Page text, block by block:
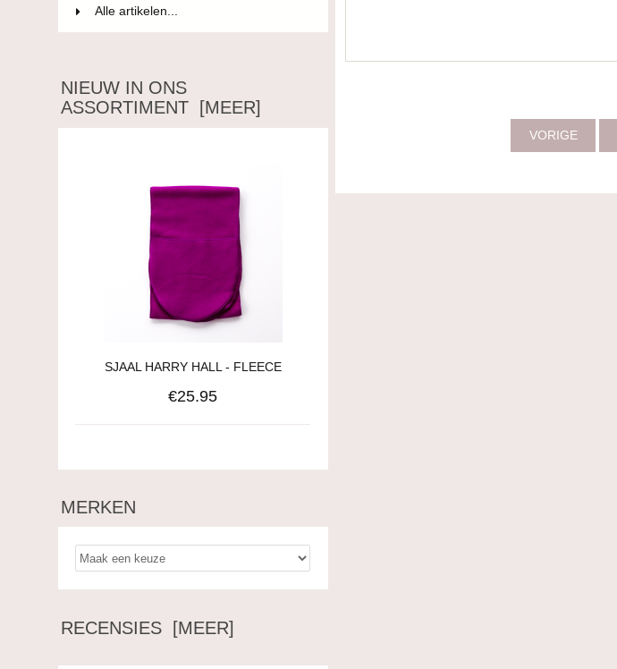
Alle artikelen...
NIEUW IN ONS
ASSORTIMENT [MEER]
SJAAL HARRY HALL - FLEECE
€25.95
MERKEN
RECENSIES [MEER]
VORIGE